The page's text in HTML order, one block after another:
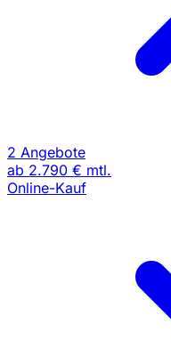
2 Angebote
ab 2.790 € mtl.
Online-Kauf